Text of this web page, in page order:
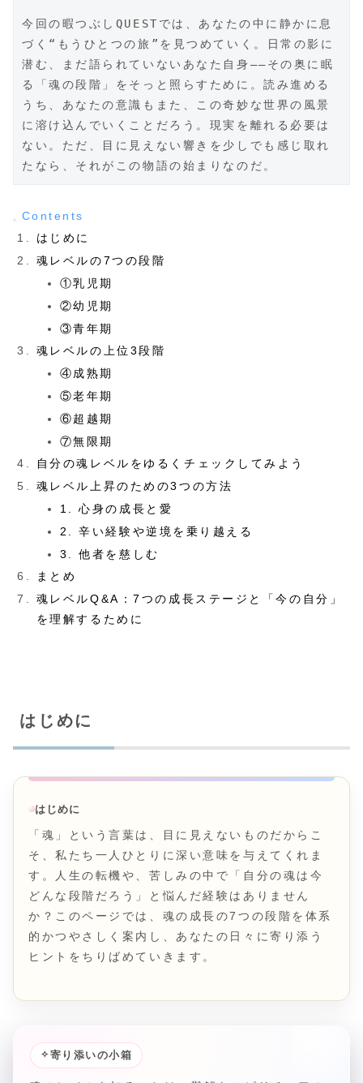
今回の暇つぶしQUESTでは、あなたの中に静かに息
づく“もうひとつの旅”を見つめていく。日常の影に
潜む、まだ語られていないあなた自身――その奥に眠
る「魂の段階」をそっと照らすために。読み進める
うち、あなたの意識もまた、この奇妙な世界の風景
に溶け込んでいくことだろう。現実を離れる必要は
ない。ただ、目に見えない響きを少しでも感じ取れ
たなら、それがこの物語の始まりなのだ。
Contents
はじめに
魂レベルの7つの段階
①乳児期
②幼児期
③青年期
魂レベルの上位3段階
④成熟期
⑤老年期
⑥超越期
⑦無限期
自分の魂レベルをゆるくチェックしてみよう
魂レベル上昇のための3つの方法
1. 心身の成長と愛
2. 辛い経験や逆境を乗り越える
3. 他者を慈しむ
まとめ
魂レベルQ&A：7つの成長ステージと「今の自分」
を理解するために
はじめに
はじめに
「魂」という言葉は、目に見えないものだからこ
そ、私たち一人ひとりに深い意味を与えてくれま
す。人生の転機や、苦しみの中で「自分の魂は今
どんな段階だろう」と悩んだ経験はありません
か？このページでは、魂の成長の7つの段階を体系
的かつやさしく案内し、あなたの日々に寄り添う
ヒントをちりばめていきます。
✧寄り添いの小箱